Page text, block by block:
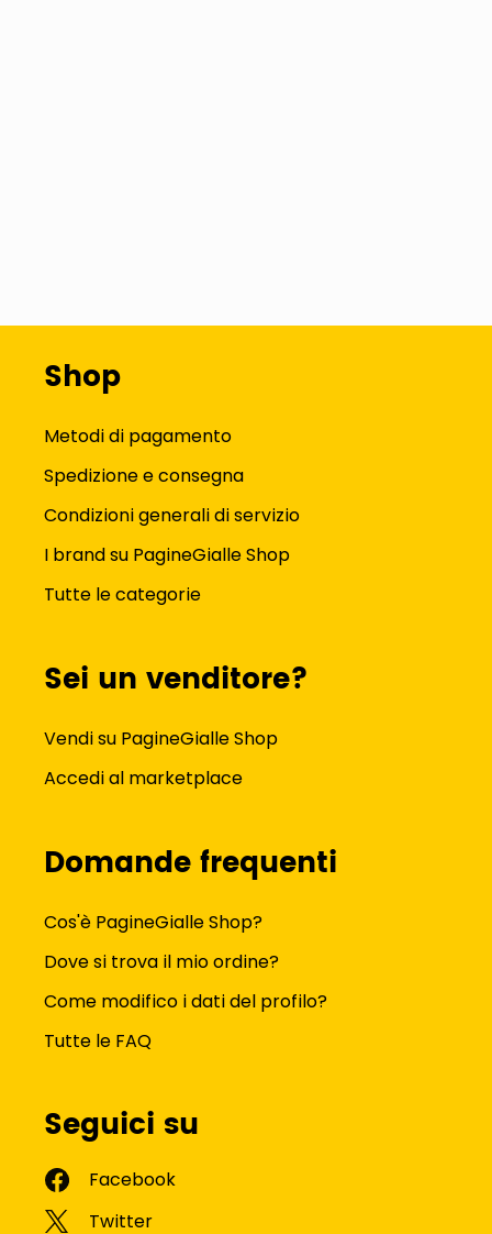
Shop
Metodi di pagamento
Spedizione e consegna
Condizioni generali di servizio
I brand su PagineGialle Shop
Tutte le categorie
Sei un venditore?
Vendi su PagineGialle Shop
Accedi al marketplace
Domande frequenti
Cos'è PagineGialle Shop?
Dove si trova il mio ordine?
Come modifico i dati del profilo?
Tutte le FAQ
Seguici su